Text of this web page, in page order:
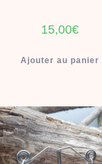
15,00€
Ajouter au panier